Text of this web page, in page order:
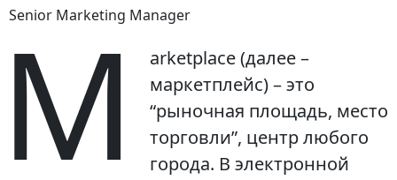
Senior Marketing Manager
M
arketрlace (далее –
маркетплейс) – это
“рыночная площадь, место
торговли”, центр любого
города. В электронной